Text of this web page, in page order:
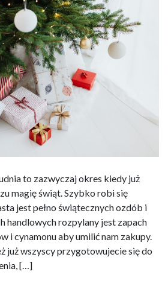
to zazwyczaj okres kiedy już
magię świąt. Szybko robi się
jest pełno świątecznych ozdób i
handlowych rozpylany jest zapach
i cynamonu aby umilić nam zakupy.
już wszyscy przygotowujecie się do
[…]